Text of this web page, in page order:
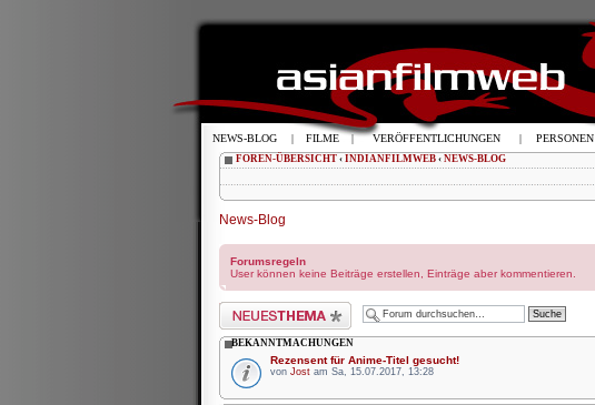
FOREN-ÜBERSICHT ‹ INDIANFILMWEB ‹ NEWS-BLOG
News-Blog
Forumsregeln
User können keine Beiträge erstellen, Einträge aber kommentieren.
Neues Thema erstellen
BEKANNTMACHUNGEN
Rezensent für Anime-Titel gesucht!
von Jost am Sa, 15.07.2017, 13:28
NEWS-BLOG | FILME | VERÖFFENTLICHUNGEN | PERSONEN